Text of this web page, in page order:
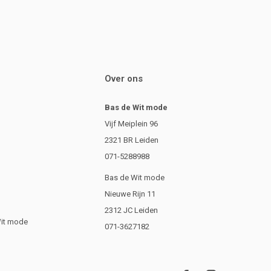
mode
Over ons
Bas de Wit mode
Vijf Meiplein 96
2321 BR Leiden
071-5288988
Bas de Wit mode
Nieuwe Rijn 11
2312 JC Leiden
071-3627182